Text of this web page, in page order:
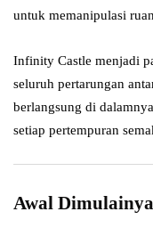
untuk memanipulasi
Infinity Castle menjadi
seluruh pertarungan
berlangsung di
setiap pertempuran
Awal